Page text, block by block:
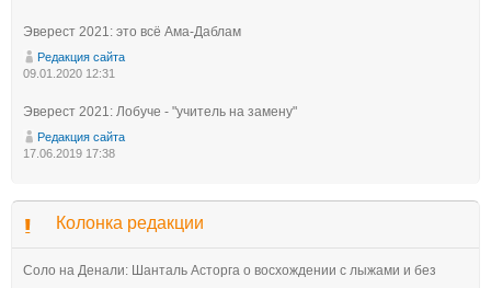
Эверест 2021: это всё Ама-Даблам
Редакция сайта
09.01.2020 12:31
Эверест 2021: Лобуче - "учитель на замену"
Редакция сайта
17.06.2019 17:38
Колонка редакции
Соло на Денали: Шанталь Асторга о восхождении с лыжами и без